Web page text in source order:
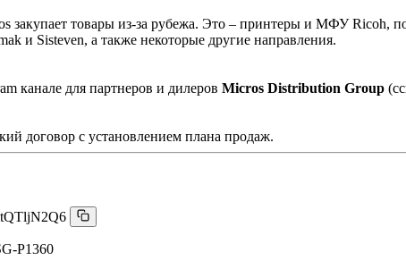
товары из-за рубежа. Это – принтеры и МФУ Ricoh,
и Sisteven, а также некоторые другие направления.
канале для партнеров и дилеров Micros Distribution Group
договор с установлением плана продаж.
P1360